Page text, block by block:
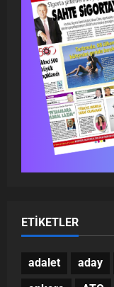
ETIKETLER
adalet aday